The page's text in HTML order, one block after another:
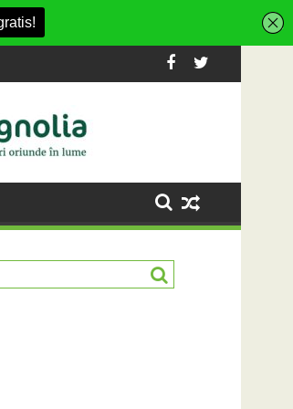
SportinCluj: Cine este fotbalistul cu